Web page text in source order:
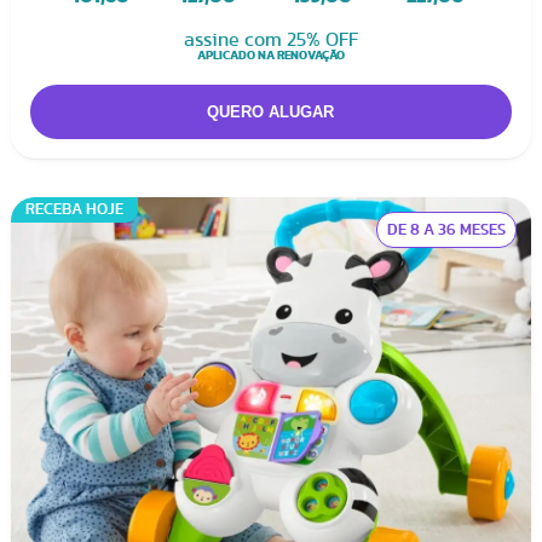
recomendados por pediatras e bem avaliados pelos
Apoiador infantil?
Como a fase na qual o bebê aprende a dar os primeiros
passinhos é rápida, o aluguel de apoiadores é ideal
nessa situação. Além de dar o suporte necessário, você
também pode ir trocando o modelo para encontrar o
que seu bebê mais goste, e também para aumentar a
variedade de fotos e vídeos fofíssimos desses passinhos
que nos enchem de orgulho! O aluguel custa a partir de
R$ 55,20 por semana, com desconto progressivo para
períodos maiores.
assine com 25% OFF
APLICADO NA RENOVAÇÃO
RECEBA HOJE
DE 8 A 36 MESES